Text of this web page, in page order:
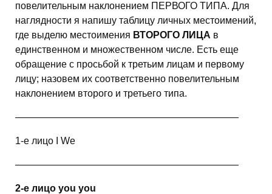
повелительным наклонением ПЕРВОГО ТИПА. Для
наглядности я напишу таблицу личных местоимений,
где выделю местоимения ВТОРОГО ЛИЦА в
единственном и множественном числе. Есть еще
обращение с просьбой к третьим лицам и первому
лицу; назовем их соответственно повелительным
наклонением второго и третьего типа.
———————————————————————
1-е лицо I We
———————————————————————
2-е лицо you you